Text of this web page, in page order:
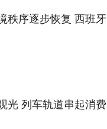
秩序逐步恢复 西班牙
光 列车轨道串起消费